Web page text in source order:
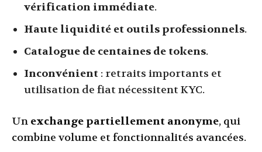
vérification immédiate.
Haute liquidité et outils professionnels.
Catalogue de centaines de tokens.
Inconvénient : retraits importants et
utilisation de fiat nécessitent KYC.
Un exchange partiellement anonyme, qui
combine volume et fonctionnalités avancées.